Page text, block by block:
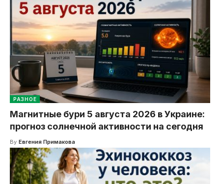
РАЗНОЕ
Магнитные бури 5 августа 2026 в Украине:
прогноз солнечной активности на сегодня
By Евгения Примакова